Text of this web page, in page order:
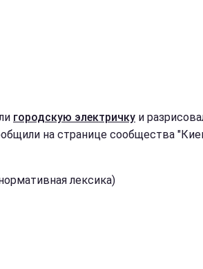
городскую электричку и
на странице сообщества
лексика)